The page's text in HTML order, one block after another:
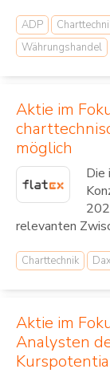
ADP
Währungshandel
Aktie im
möglich
Die
relevanten
Charttechnik Dax
Aktie im
Analysten